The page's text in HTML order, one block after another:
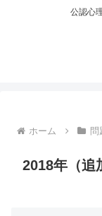
公認心
ホーム 問
2018年（